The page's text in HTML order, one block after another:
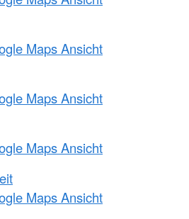
Maps Ansicht
Maps Ansicht
Maps Ansicht
Maps Ansicht